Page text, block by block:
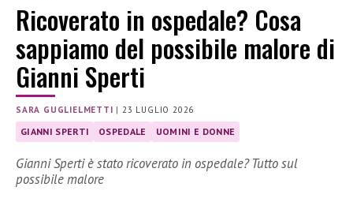
Ricoverato in ospedale? Cosa
sappiamo del possibile malore di
Gianni Sperti
SARA GUGLIELMETTI |23 LUGLIO 2026
GIANNI SPERTI OSPEDALE UOMINI E DONNE
Gianni Sperti è stato ricoverato in ospedale? Tutto sul
possibile malore